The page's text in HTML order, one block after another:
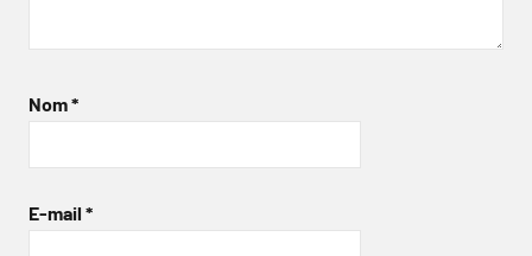
Nom*
E-mail *